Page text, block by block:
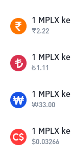
1 MPLX ke
₹2.22
1 MPLX ke
₺1.11
1 MPLX ke
₩33.00
1 MPLX ke
$0.03266